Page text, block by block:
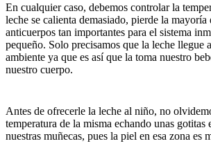
En cualquier caso, debemos controlar la
leche se calienta demasiado, pierde la mayoría
anticuerpos tan importantes para el sistema
pequeño. Solo precisamos que la leche llegue
ambiente ya que es así que la toma nuestro
nuestro cuerpo.
Antes de ofrecerle la leche al niño, no
temperatura de la misma echando unas gotitas
nuestras muñecas, pues la piel en esa zona es